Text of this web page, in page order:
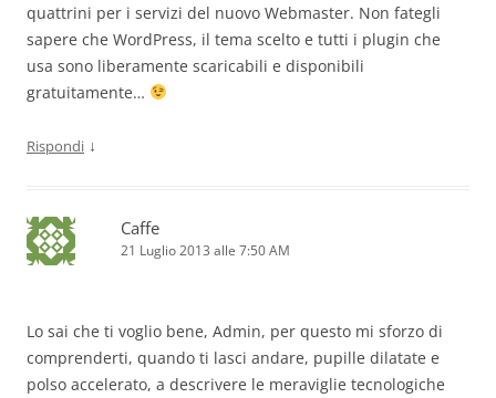
quattrini per i servizi del nuovo Webmaster. Non fategli
sapere che WordPress, il tema scelto e tutti i plugin che
usa sono liberamente scaricabili e disponibili
gratuitamente…
Rispondi ↓
Caffe
21 Luglio 2013 alle 7:50 AM
Lo sai che ti voglio bene, Admin, per questo mi sforzo di
comprenderti, quando ti lasci andare, pupille dilatate e
polso accelerato, a descrivere le meraviglie tecnologiche